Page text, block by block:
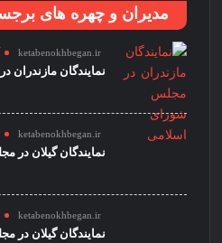
مدیران و چهره های
ketabenokhbegan.ir
نمایندگان
ketabenokhbegan.ir
نمایندگان گیلان در
ketabenokhbegan.ir
نمایندگان گیلان